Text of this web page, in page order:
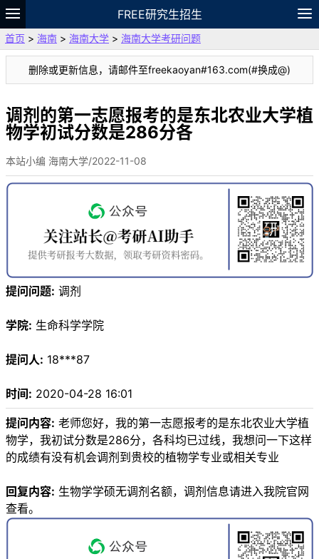
FREE研究生招生
题库
故事 专题 APP 笔记
VIP
资料
首页 > 海南 > 海南大学 > 海南大学考研问题
删除或更新信息，请邮件至freekaoyan#163.com(#换成@)
调剂的第一志愿报考的是东北农业大学植
物学初试分数是286分各
本站小编 海南大学/2022-11-08
提问问题: 调剂
学院: 生命科学学院
提问人: 18***87
时间: 2020-04-28 16:01
提问内容: 老师您好，我的第一志愿报考的是东北农业大学植
物学，我初试分数是286分，各科均已过线，我想问一下这样
的成绩有没有机会调剂到贵校的植物学专业或相关专业
回复内容: 生物学学硕无调剂名额，调剂信息请进入我院官网
查看。